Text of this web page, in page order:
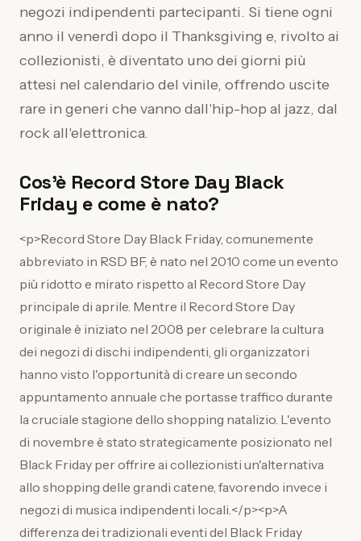
negozi indipendenti partecipanti. Si tiene ogni
anno il venerdì dopo il Thanksgiving e, rivolto ai
collezionisti, è diventato uno dei giorni più
attesi nel calendario del vinile, offrendo uscite
rare in generi che vanno dall'hip-hop al jazz, dal
rock all'elettronica.
Cos'è Record Store Day Black
Friday e come è nato?
<p>Record Store Day Black Friday, comunemente
abbreviato in RSD BF, è nato nel 2010 come un evento
più ridotto e mirato rispetto al Record Store Day
principale di aprile. Mentre il Record Store Day
originale è iniziato nel 2008 per celebrare la cultura
dei negozi di dischi indipendenti, gli organizzatori
hanno visto l'opportunità di creare un secondo
appuntamento annuale che portasse traffico durante
la cruciale stagione dello shopping natalizio. L'evento
di novembre è stato strategicamente posizionato nel
Black Friday per offrire ai collezionisti un'alternativa
allo shopping delle grandi catene, favorendo invece i
negozi di musica indipendenti locali.</p><p>A
differenza dei tradizionali eventi del Black Friday